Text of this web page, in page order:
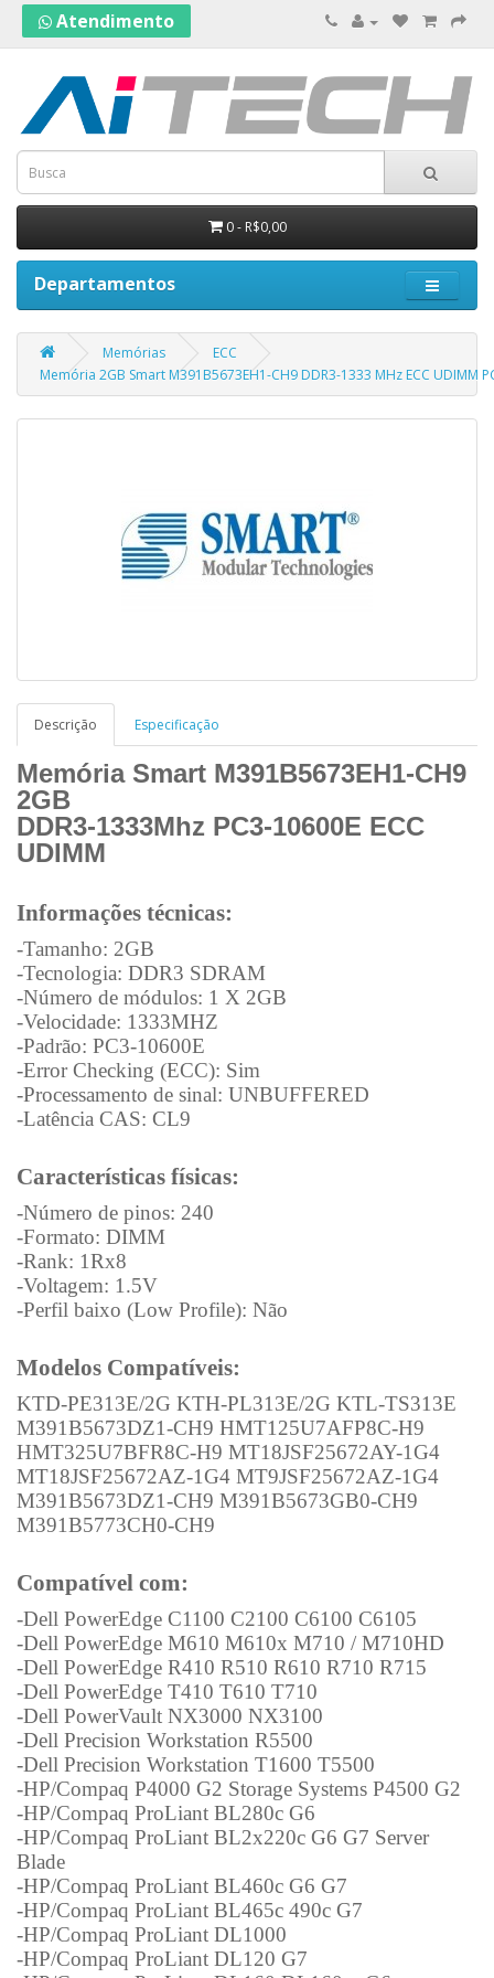
Atendimento
0 - R$0,00
Departamentos
Memórias
ECC
Memória 2GB Smart M391B5673EH1-CH9 DDR3-1333 MHz ECC UDIMM
Descrição Especificação
Memória Smart M391B5673EH1-CH9
2GB
DDR3-1333Mhz PC3-10600E ECC
UDIMM
Informações técnicas:
-Tamanho: 2GB
-Tecnologia: DDR3 SDRAM
-Número de módulos: 1 X 2GB
-Velocidade: 1333MHZ
-Padrão: PC3-10600E
-Error Checking (ECC): Sim
-Processamento de sinal: UNBUFFERED
-Latência CAS: CL9
Características físicas:
-Número de pinos: 240
-Formato: DIMM
-Rank: 1Rx8
-Voltagem: 1.5V
-Perfil baixo (Low Profile): Não
Modelos Compatíveis:
KTD-PE313E/2G KTH-PL313E/2G KTL-TS313E
M391B5673DZ1‐CH9 HMT125U7AFP8C‐H9
HMT325U7BFR8C-H9 MT18JSF25672AY-1G4
MT18JSF25672AZ-1G4 MT9JSF25672AZ-1G4
M391B5673DZ1-CH9 M391B5673GB0-CH9
M391B5773CH0-CH9
Compatível com:
-Dell PowerEdge C1100 C2100 C6100 C6105
-Dell PowerEdge M610 M610x M710 / M710HD
-Dell PowerEdge R410 R510 R610 R710 R715
-Dell PowerEdge T410 T610 T710
-Dell PowerVault NX3000 NX3100
-Dell Precision Workstation R5500
-Dell Precision Workstation T1600 T5500
-HP/Compaq P4000 G2 Storage Systems P4500 G2
-HP/Compaq ProLiant BL280c G6
-HP/Compaq ProLiant BL2x220c G6 G7 Server
Blade
-HP/Compaq ProLiant BL460c G6 G7
-HP/Compaq ProLiant BL465c 490c G7
-HP/Compaq ProLiant DL1000
-HP/Compaq ProLiant DL120 G7